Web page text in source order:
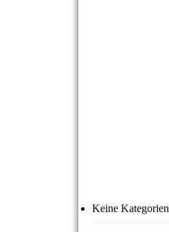
Keine Kategorien